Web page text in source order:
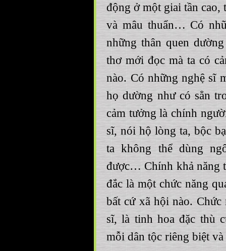
động ở một giai tần cao,
và mâu thuẩn… Có
những thân quen
thơ mới đọc mà ta có
nào. Có những nghệ sĩ
họ dường như có sẳn
cảm tưởng là chính
sĩ, nói hộ lòng ta, bộc
ta không thể dùng
được… Chính khả năng
đắc là một chức năng
bất cứ xã hội nào.
sĩ, là tinh hoa đặc thù
mỗi dân tộc riêng biệt